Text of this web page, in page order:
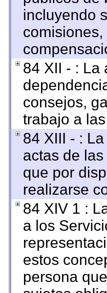
incluyendo
84 XII - : La
consejos,
trabajo a
84 XIII - :
actas de
que por
realizarse
84 XIV 1 :
a los
estos
persona